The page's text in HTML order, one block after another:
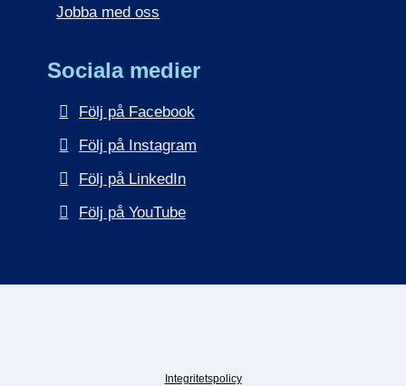
Jobba med oss
Sociala medier
Följ på Facebook
Följ på Instagram
Följ på LinkedIn
Följ på YouTube
Integritetspolicy